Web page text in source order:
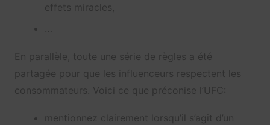
effets miracles,
En parallèle, toute une série de règles a été
partagée pour que les influenceurs respectent les
consommateurs. Voici ce que préconise l’UFC:
mentionnez clairement lorsqu’il s’agit d’un